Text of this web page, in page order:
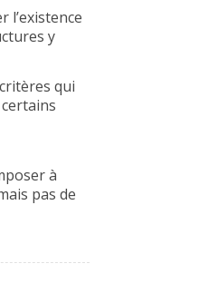
l’existence
y
qui
à
pas de